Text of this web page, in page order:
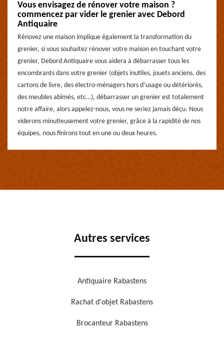
Vous envisagez de rénover votre maison ?
commencez par vider le grenier avec Debord
Antiquaire
Rénovez une maison implique également la transformation du
grenier, si vous souhaitez rénover votre maison en touchant votre
grenier, Debord Antiquaire vous aidera à débarrasser tous les
encombrants dans votre grenier (objets inutiles, jouets anciens, des
cartons de livre, des électro-ménagers hors d’usage ou détériorés,
des meubles abîmés, etc…), débarrasser un grenier est totalement
notre affaire, alors appelez-nous, vous ne seriez jamais déçu. Nous
viderons minutieusement votre grenier, grâce à la rapidité de nos
équipes, nous finirons tout en une ou deux heures.
Autres services
Antiquaire Rabastens
Rachat d'objet Rabastens
Brocanteur Rabastens